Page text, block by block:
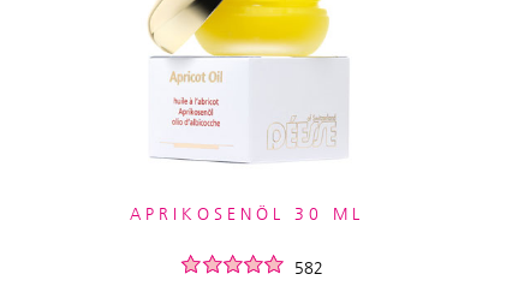
APRIKOSENÖL 30 ML
582